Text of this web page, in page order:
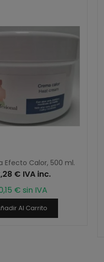
Efecto Calor, 500 ml.
€ IVA inc.
€ sin IVA
Al Carrito